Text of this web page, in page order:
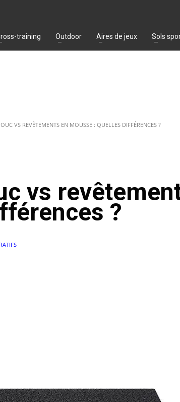
training Outdoor Aires de jeux Sols
VS REVÊTEMENTS EN MOUSSE : QUELLES DIFFÉRENCES ?
vs
?